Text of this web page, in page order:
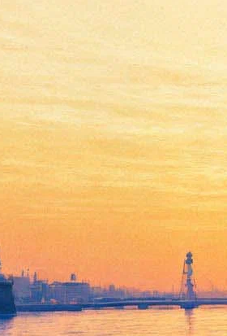
против
Волковского
с граблями и
мешками